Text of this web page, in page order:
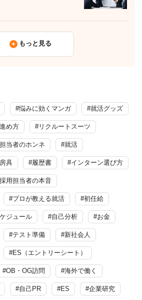
もっと見る
#悩みに効くマンガ #就活グッズ
め方 #リクルートスーツ
当者のホンネ #就活
具 #履歴書 #インターン選び方
用担当者の本音
#プロが教える就活 #初任給
ジュール #自己分析 #お金
#テスト準備 #新社会人
#ES（エントリーシート）
#OB・OG訪問 #海外で働く
#自己PR #ES #企業研究